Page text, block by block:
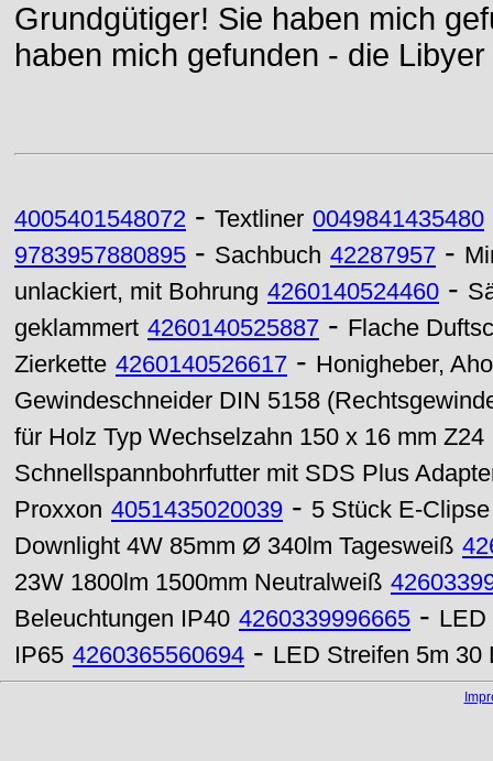
Grundgütiger! Sie haben mich
haben mich gefunden - die
4005401548072 - Textliner 0049841435480
9783957880895 - Sachbuch 42287957 -
unlackiert, mit Bohrung 4260140524460 -
geklammert 4260140525887 - Flache
Zierkette 4260140526617 - Honigheber,
Gewindeschneider DIN 5158
für Holz Typ Wechselzahn 150 x 16 mm Z24
Schnellspannbohrfutter mit SDS Plus
Proxxon 4051435020039 - 5 Stück E-
Downlight 4W 85mm Ø 340lm Tagesweiß
23W 1800lm 1500mm Neutralweiß
Beleuchtungen IP40 4260339996665 - LED
IP65 4260365560694 - LED Streifen 5m 30